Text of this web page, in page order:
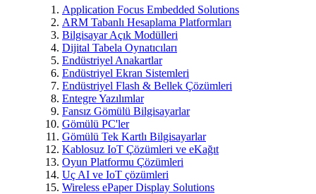
Application Focus Embedded Solutions
ARM Tabanlı Hesaplama Platformları
Bilgisayar Açık Modülleri
Dijital Tabela Oynatıcıları
Endüstriyel Anakartlar
Endüstriyel Ekran Sistemleri
Endüstriyel Flash & Bellek Çözümleri
Entegre Yazılımlar
Fansız Gömülü Bilgisayarlar
Gömülü PC'ler
Gömülü Tek Kartlı Bilgisayarlar
Kablosuz IoT Çözümleri ve eKağıt
Oyun Platformu Çözümleri
Uç AI ve IoT çözümleri
Wireless ePaper Display Solutions